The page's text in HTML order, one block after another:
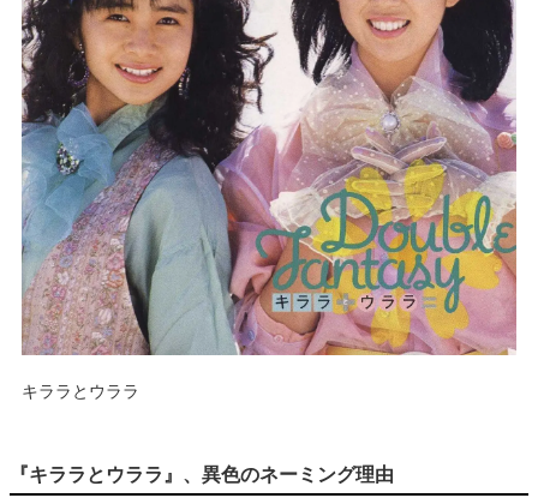
キララとウララ
『キララとウララ』、異色のネーミング理由